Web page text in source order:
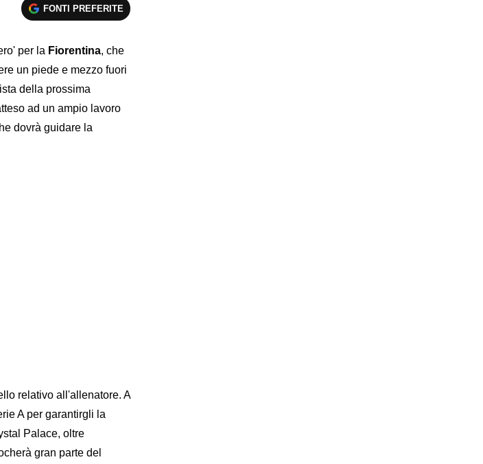
FONTI PREFERITE
per la Fiorentina, che
un piede e mezzo fuori
della prossima
ad un ampio lavoro
dovrà guidare la
relativo all'allenatore. A
A per garantirgli la
Palace, oltre
gran parte del